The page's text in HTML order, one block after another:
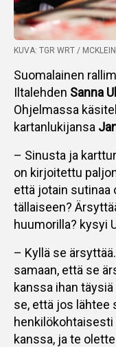
KUVA: TGR WRT / MCKLEIN
Suomalainen
Iltalehden Sanna
Ohjelmassa
kartanlukijansa
– Sinusta ja
on kirjoitettu
että jotain sutinaa
tällaiseen?
huumorilla? kysyi
– Kyllä se
samaan, että se
kanssa ihan
se, että jos lähtee
kanssa, ja te